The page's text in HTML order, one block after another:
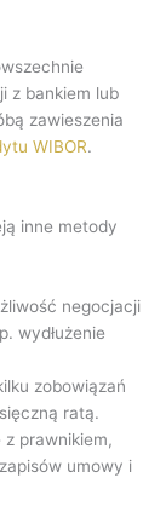
z bankiem lub
zawieszenia
WIBOR.
inne metody
negocjacji
wydłużenie
zobowiązań
ratą.
z prawnikiem,
umowy i